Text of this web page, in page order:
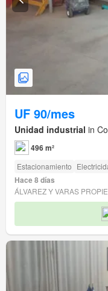
UF 90/mes
Unidad industrial in
496 m²
Estacionamiento
Hace 8 días
ÁLVAREZ Y VARAS